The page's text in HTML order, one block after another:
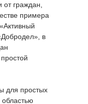
граждан,
примера
в
для простых